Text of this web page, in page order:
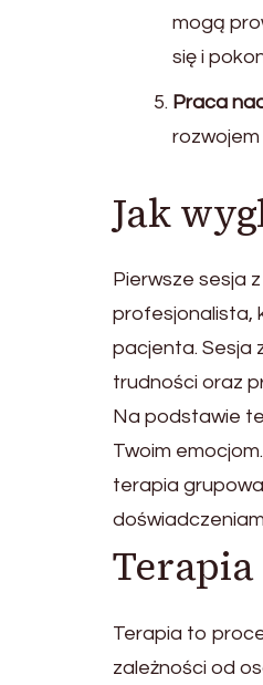
mogą
się i
Praca
Jak
Pierwsze sesja
profesjonalista,
pacjenta. Sesja
trudności oraz
Na podstawie
Twoim
terapia
Terapia to
zależności od